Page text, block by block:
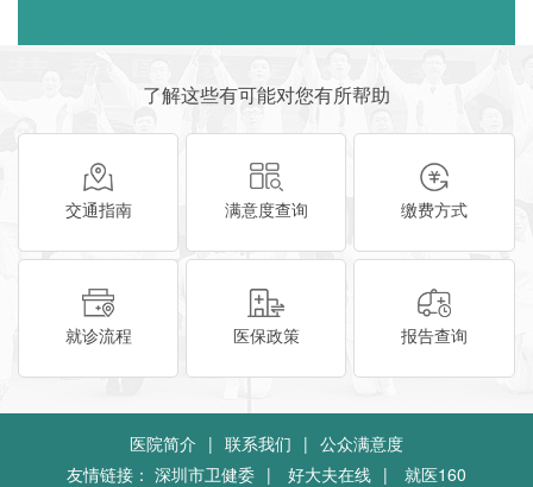
了解这些有可能对您有所帮助
交通指南 满意度查询 缴费方式
就诊流程 医保政策 报告查询
医院简介 | 联系我们 | 公众满意度
友情链接： 深圳市卫健委 | 好大夫在线 | 就医160